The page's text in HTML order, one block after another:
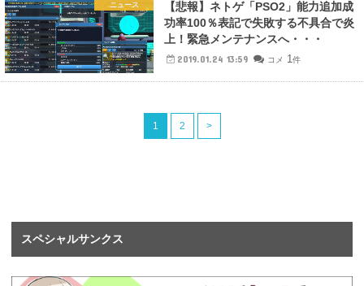
ニュース
【悲報】ネトゲ「PSO2」能力追加成
功率100％表記で失敗する不具合で炎
上！緊急メンテナンスへ・・・
2019.01.24 13:59 コメ 1件
1 2 >
スペシャルサンクス